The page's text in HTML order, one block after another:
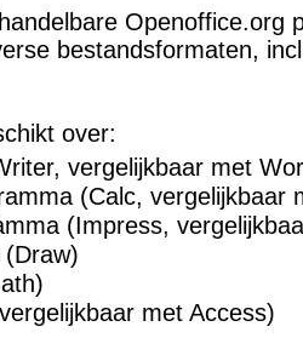
Openoffice.org
bestandsformaten,
over:
vergelijkbaar met
(Calc, vergelijkbaar
(Impress,
met Access)